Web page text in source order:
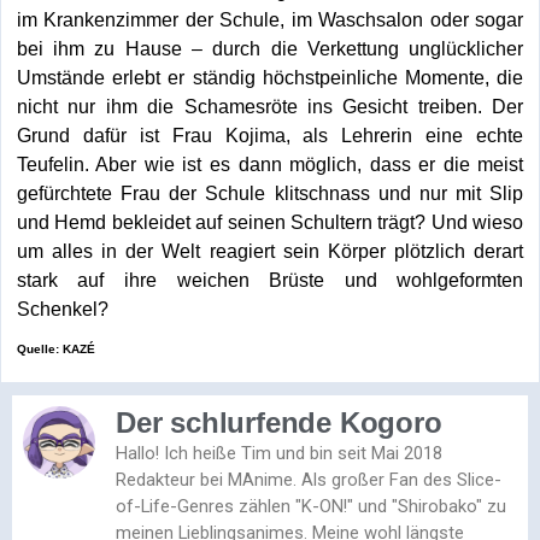
im Krankenzimmer der Schule, im Waschsalon oder sogar
bei ihm zu Hause – durch die Verkettung unglücklicher
Umstände erlebt er ständig höchstpeinliche Momente, die
nicht nur ihm die Schamesröte ins Gesicht treiben. Der
Grund dafür ist Frau Kojima, als Lehrerin eine echte
Teufelin. Aber wie ist es dann möglich, dass er die meist
gefürchtete Frau der Schule klitschnass und nur mit Slip
und Hemd bekleidet auf seinen Schultern trägt? Und wieso
um alles in der Welt reagiert sein Körper plötzlich derart
stark auf ihre weichen Brüste und wohlgeformten
Schenkel?
Quelle: KAZÉ
Der schlurfende Kogoro
Hallo! Ich heiße Tim und bin seit Mai 2018
Redakteur bei MAnime. Als großer Fan des Slice-
of-Life-Genres zählen "K-ON!" und "Shirobako" zu
meinen Lieblingsanimes. Meine wohl längste